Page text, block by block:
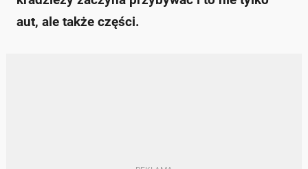
aut, ale także części.